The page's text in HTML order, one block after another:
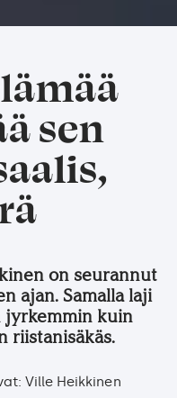
sen
on seurannut
ajan. Samalla laji
jyrkemmin kuin
riistanisäkäs.
Ville Heikkinen